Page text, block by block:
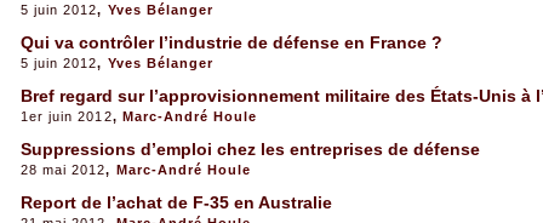
5 juin 2012, Yves Bélanger
Qui va contrôler l’industrie de défense en France ?
5 juin 2012, Yves Bélanger
Bref regard sur l’approvisionnement militaire des États-Unis à
1er juin 2012, Marc-André Houle
Suppressions d’emploi chez les entreprises de défense
28 mai 2012, Marc-André Houle
Report de l’achat de F-35 en Australie